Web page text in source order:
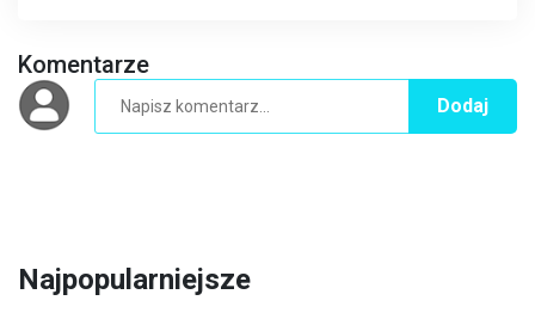
Komentarze
Dodaj
Najpopularniejsze